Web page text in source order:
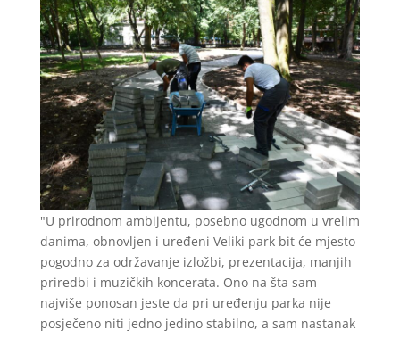
"U prirodnom ambijentu, posebno ugodnom u vrelim
danima, obnovljen i uređeni Veliki park bit će mjesto
pogodno za održavanje izložbi, prezentacija, manjih
priredbi i muzičkih koncerata. Ono na šta sam
najviše ponosan jeste da pri uređenju parka nije
posječeno niti jedno jedino stabilno, a sam nastanak